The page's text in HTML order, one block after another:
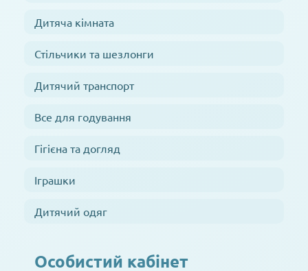
Дитяча кімната
Стільчики та шезлонги
Дитячий транспорт
Все для годування
Гігієна та догляд
Іграшки
Дитячий одяг
Особистий кабінет